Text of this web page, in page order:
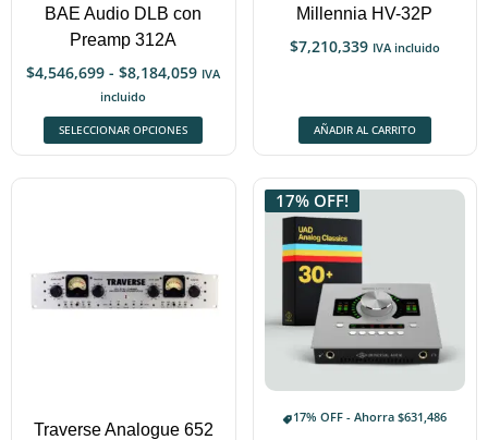
BAE Audio DLB con
Preamp 312A
$4,546,699 - $8,184,059 IVA
incluido
SELECCIONAR OPCIONES
Millennia HV-32P
$7,210,339 IVA incluido
AÑADIR AL CARRITO
Traverse Analogue 652
17% OFF!
17% OFF - Ahorra$631,486